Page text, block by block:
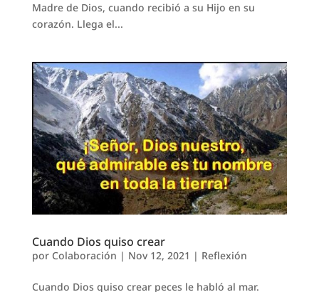
Madre de Dios, cuando recibió a su Hijo en su
corazón. Llega el...
Cuando Dios quiso crear
por Colaboración | Nov 12, 2021 | Reflexión
Cuando Dios quiso crear peces le habló al mar.